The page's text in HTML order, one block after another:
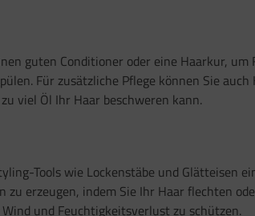
guten Conditioner oder eine Haarkur,
Für zusätzliche Pflege können Sie
viel Öl Ihr Haar beschweren kann.
Tools wie Lockenstäbe und Glätteisen
erzeugen, indem Sie Ihr Haar flechten
und Feuchtigkeitsverlust zu schützen.